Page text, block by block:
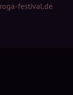
festival.de